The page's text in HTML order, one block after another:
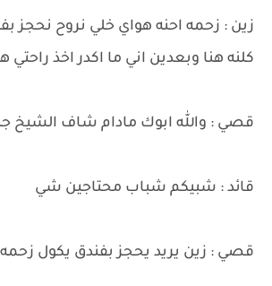
زين : زحمه احنه هواي خلي نروح نحجز
كلنه هنا وبعدين اني ما اكدر اخذ راحتي
قصي : والله ابوك مادام شاف الشيخ
قائد : شبيكم شباب محتاجين شي
قصي : زين يريد يحجز بفندق يكول زحمه